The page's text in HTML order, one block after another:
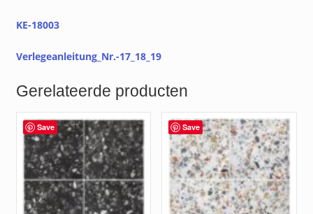
KE-18003
Verlegeanleitung_Nr.-17_18_19
Gerelateerde producten
Save Save